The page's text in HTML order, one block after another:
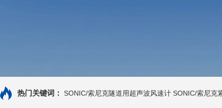
热门关键词： SONIC/索尼克隧道用超声波风速计 SONIC/索尼克